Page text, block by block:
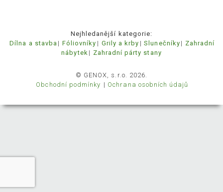
Nejhledanější kategorie:
Dílna a stavba
Fóliovníky Grily a krby Slunečníky
Zahradní
nábytek
Zahradní párty stany
© GENOX, s.r.o. 2026.
Obchodní podmínky
Ochrana osobních údajů